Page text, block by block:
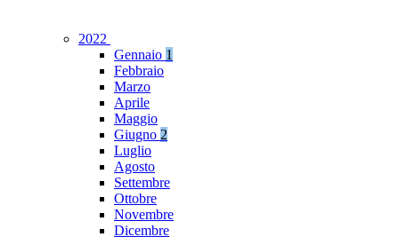
2022
Gennaio 1
Febbraio
Marzo
Aprile
Maggio
Giugno 2
Luglio
Agosto
Settembre
Ottobre
Novembre
Dicembre